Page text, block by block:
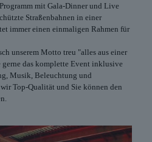
mit Gala-Dinner und Live
Straßenbahnen in einer
immer einen einmaligen Rahmen für
unserem Motto treu "alles aus einer
das komplette Event inklusive
Musik, Beleuchtung und
Top-Qualität und Sie können den